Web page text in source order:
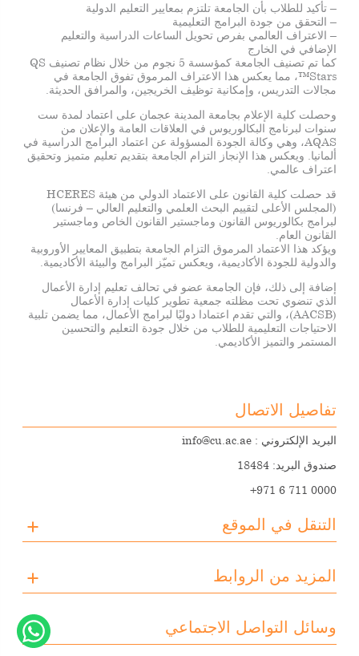
– تأكيد للطلاب بأن الجامعة تلتزم بمعايير التعليم الدولية
– التحقق من جودة البرامج التعليمية
– الاعتراف العالمي بفرص تحويل الساعات الدراسية والتعليم
الإضافي في الخارج
كما تم تصنيف الجامعة كمؤسسة 5 نجوم من خلال نظام تصنيف QS
Stars™، مما يعكس هذا الاعتراف المرموق تفوق الجامعة في
مجالات التدريس، وإمكانية توظيف الخريجين، والمرافق الحديثة.
وحصلت كلية الإعلام بجامعة المدينة عجمان على اعتماد لمدة ست
سنوات لبرنامج البكالوريوس في العلاقات العامة والإعلان من
AQAS، وهي وكالة الجودة المسؤولة عن اعتماد البرامج الدراسية في
ألمانيا. ويعكس هذا الإنجاز التزام الجامعة بتقديم تعليم متميز وتحقيق
اعتراف عالمي.
قد حصلت كلية القانون على الاعتماد الدولي من هيئة HCERES
(المجلس الأعلى لتقييم البحث العلمي والتعليم العالي – فرنسا)
لبرامج بكالوريوس القانون وماجستير القانون الخاص وماجستير
القانون العام.
ويؤكد هذا الاعتماد المرموق التزام الجامعة بتطبيق المعايير الأوروبية
والدولية للجودة الأكاديمية، ويعكس تميّز البرامج والبيئة الأكاديمية.
إضافة إلى ذلك، فإن الجامعة عضو في تحالف تعليم إدارة الأعمال
الذي تنضوي تحت مظلته جمعية تطوير كليات إدارة الأعمال
(AACSB)، والتي تقدم اعتمادا دوليًا لبرامج الأعمال، مما يضمن تلبية
الاحتياجات التعليمية للطلاب من خلال جودة التعليم والتحسين
المستمر والتميز الأكاديمي.
تفاصيل الاتصال
البريد الإلكتروني : info@cu.ac.ae
صندوق البريد: 18484
+971 6 711 0000
التنقل في الموقع
التسجيل
الفعاليات القادمة
المزيد من الروابط
الأنشطة الطلابية
معرض الصور
وسائل التواصل الاجتماعي